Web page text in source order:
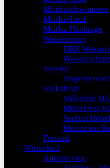
Müritzschwimmen
Müritz-Lauf
Müritz Fischtage
Wassersport
DRK
Vereine
Angelverein
Volksfeste
Volksfest
Müritzfest
Seefest
Müritzfest
Freizeit
Wirtschaft
Autoservice